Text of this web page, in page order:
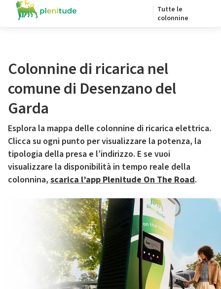
Tutte le
colonnine
Colonnine di ricarica nel
comune di Desenzano del
Garda
Esplora la mappa delle colonnine di ricarica elettrica.
Clicca su ogni punto per visualizzare la potenza, la
tipologia della presa e l’indirizzo. E se vuoi
visualizzare la disponibilità in tempo reale della
colonnina, scarica l’app Plenitude On The Road.